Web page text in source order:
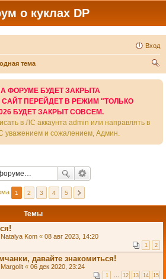
о куклах DP
Вход
тема
ФОРУМЕ БУДЕТ ЗАКРЫТА
ПЕРЕЙДЕТ В РЕЖИМ "ТОЛЬКО
БУДЕТ ЗАКРЫТ СОВСЕМ.
в ЛС аккаунта admin или направлять в
уважением и сожалением, Админ.
1 2 3 4 5
Темы
Natalya Kom « 08 авг 2023, 14:20
1 2
давайте знакомиться!
Margolit « 06 дек 2020, 23:24
1 … 12 13 14 15